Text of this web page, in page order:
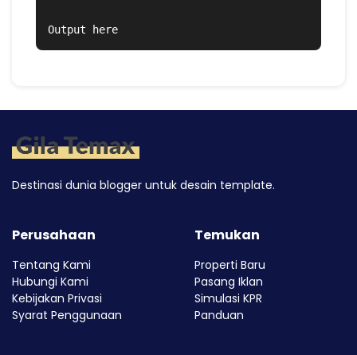
Output here
Destinasi dunia blogger untuk desain template.
Perusahaan
Tentang Kami
Hubungi Kami
Kebijakan Privasi
Syarat Penggunaan
Temukan
Properti Baru
Pasang Iklan
Simulasi KPR
Panduan